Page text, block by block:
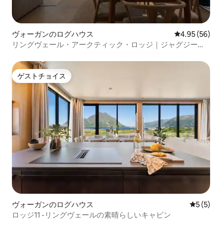
ヴォーガンのログハウス レビュー56
4.95 (56)
リングヴェール・アークティック・ロッジ｜ジャグジー＆
ゲストチョイス
ゲストチョイス
ヴォーガンのログハウス レビュー
5 (5)
ロッジ11 -リングヴェールの素晴らしいキャビン